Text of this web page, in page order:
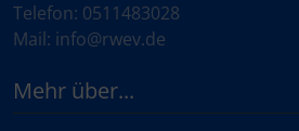
Telefon: 0511483028
Mail: info@rwev.de
Mehr über...